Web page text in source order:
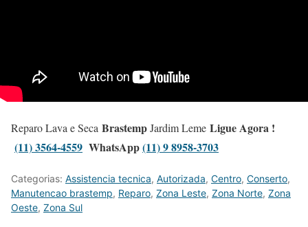
Reparo Lava e Seca BrastempJardim Leme Ligue Agora !
(11) 3564-4559 WhatsApp(11) 9 8958-3703
Categorias: Assistencia tecnica, Autorizada, Centro, Conserto,
Manutencao brastemp, Reparo, Zona Leste, Zona Norte, Zona
Oeste, Zona Sul